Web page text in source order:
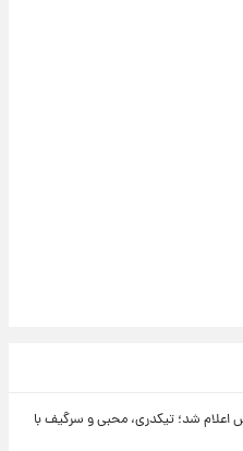
اعلام شد؛ تیکدری، محبی و سرگیف با